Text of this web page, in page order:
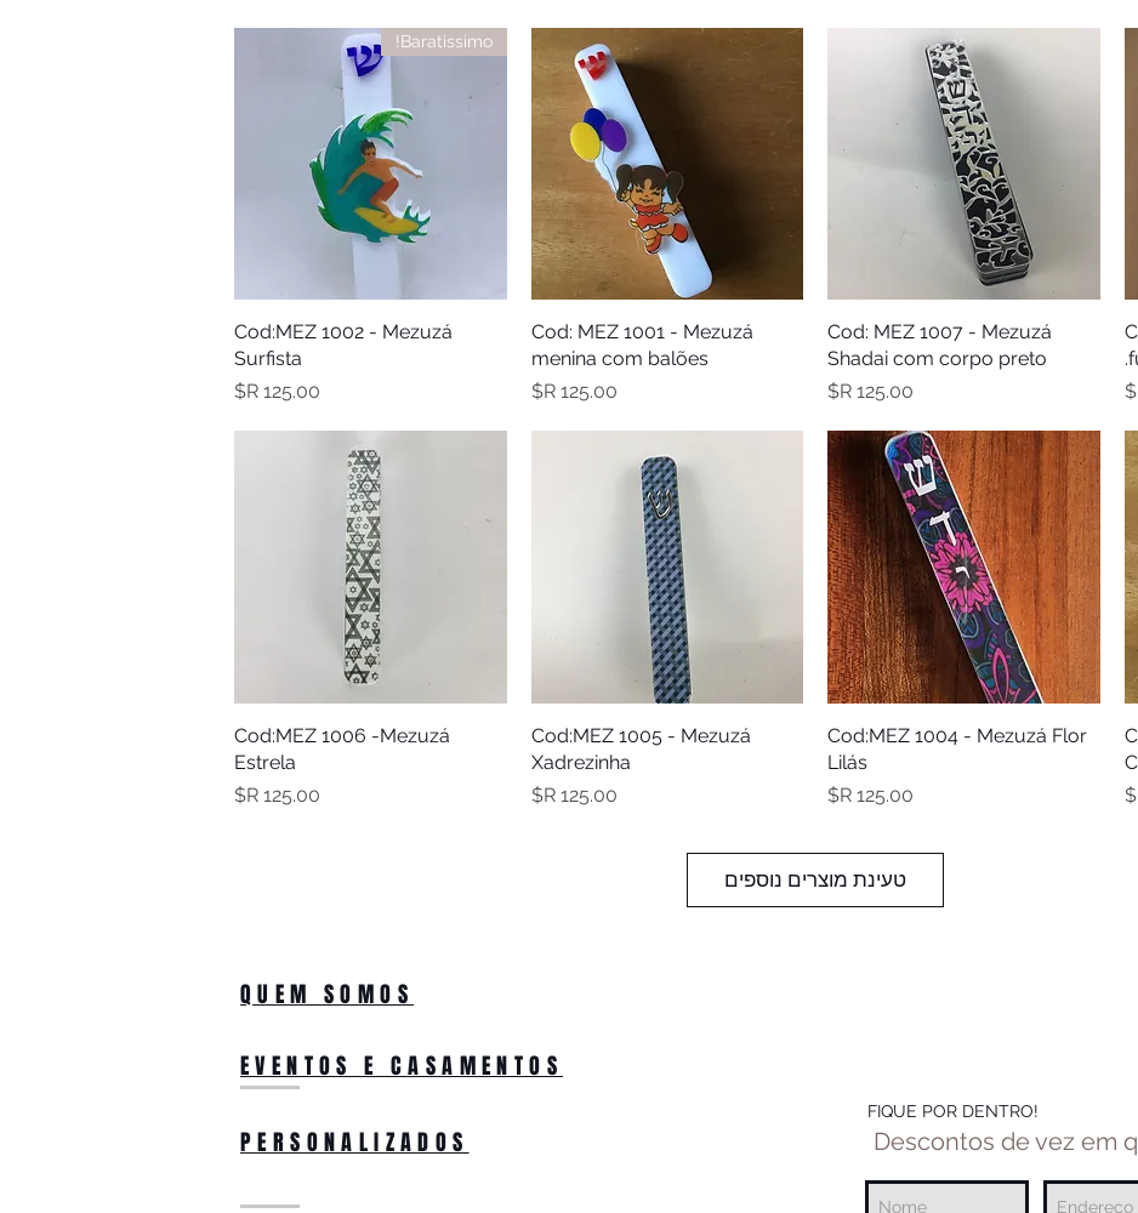
תצוגה מהירה
Cod: MEZ 1007 - Mezuzá
Shadai com corpo preto
מחיר
תצוגה מהירה
Cod: MEZ 1001 - Mezuzá
menina com balões
מחיר
תצוגה מהירה
Baratissimo!
Cod:MEZ 1002 - Mezuzá
Surfista
מחיר
תצוגה מהירה
Cod:MEZ 1004 - Mezuzá Flor
Lilás
מחיר
תצוגה מהירה
Cod:MEZ 1005 - Mezuzá
Xadrezinha
מחיר
תצוגה מהירה
Cod:MEZ 1006 -Mezuzá
Estrela
מחיר
טעינת מוצרים נוספים
QUEM SOMOS
EVENTOS E CASAMENTOS
PERSONALIZADOS
FIQUE POR DENTRO!
Descontos de vez em